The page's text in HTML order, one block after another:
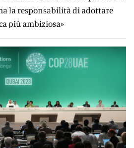
la responsabilità di adottare
più ambiziosa»